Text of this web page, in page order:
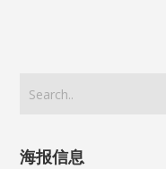
海报信息